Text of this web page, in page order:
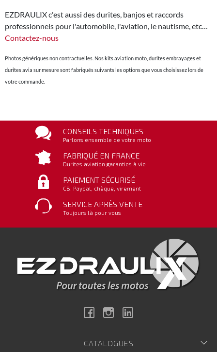
EZDRAULIX c'est aussi des durites, banjos et raccords
professionnels pour l'automobile, l'aviation, le nautisme, etc…
Contactez-nous
Photos génériques non contractuelles. Nos kits aviation moto, durites embrayages et
durites avia sur mesure sont fabriqués suivants les options que vous choisissez lors de
votre commande.
CONSEILS TECHNIQUES
Parlons ensemble de votre moto
FABRIQUÉ EN FRANCE
Durites aviation garanties à vie
PAIEMENT SÉCURISÉ
CB, Paypal, chèque, virement
SERVICE APRÈS VENTE
Toujours là pour vous
FacebookInstagram
CATALOGUES